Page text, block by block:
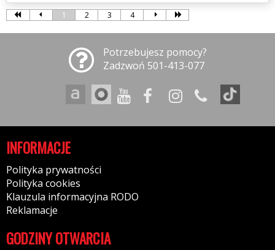
1 2 3 4
Potrzebujesz pomocy?
Zadzwoń 501-413-077
INFORMACJE
Polityka prywatności
Polityka cookies
Klauzula informacyjna RODO
Reklamacje
GODZINY OTWARCIA